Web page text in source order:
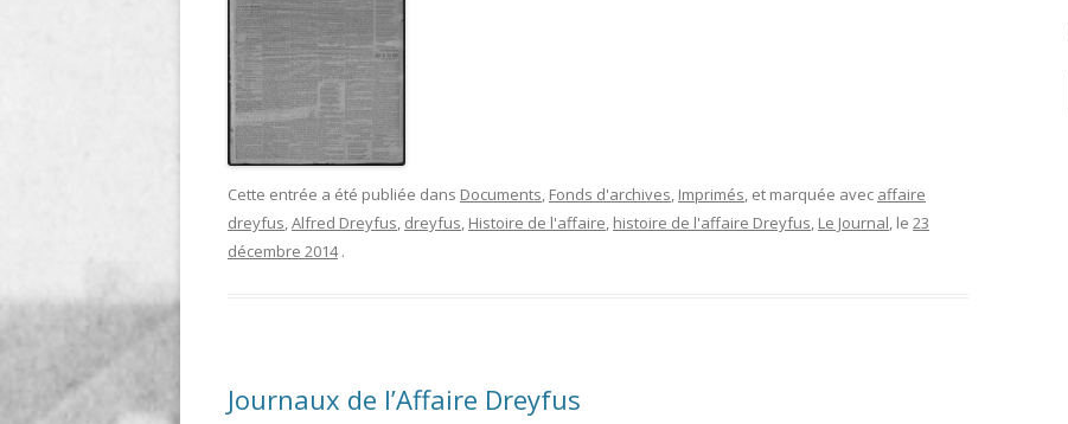
Cette entrée a été publiée dans Documents, Fonds d'archives, Imprimés, et marquée avec affaire
dreyfus,Alfred Dreyfus, dreyfus, Histoire de l'affaire, histoire de l'affaire Dreyfus, Le Journal, le 23
décembre 2014 .
Journaux de l’Affaire Dreyfus